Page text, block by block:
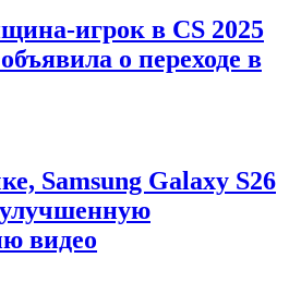
игрок в CS 2025
о переходе в
Samsung Galaxy S26
видео